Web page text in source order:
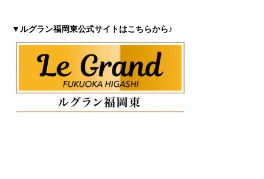
▼ルグラン福岡東公式サイトはこちらから♪